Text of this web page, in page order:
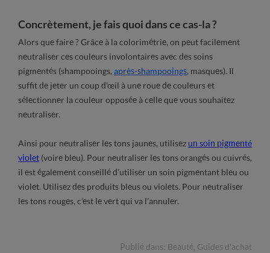
Concrètement, je fais quoi dans ce cas-la ?
Alors que faire ? Grâce à la colorimétrie, on peut facilement
neutraliser ces couleurs involontaires avec des soins
pigmentés (shampooings, après-shampooings, masques). Il
suffit de jeter un coup d'œil à une roue de couleurs et
sélectionner la couleur opposée à celle que vous souhaitez
neutraliser.
Ainsi pour neutraliser les tons jaunes, utilisez un soin pigmenté
violet (voire bleu). Pour neutraliser les tons orangés ou cuivrés,
il est également conseillé d’utiliser un soin pigmentant bleu ou
violet. Utilisez des produits bleus ou violets. Pour neutraliser
les tons rouges, c’est le vert qui va l’annuler.
Publié dans: Beauté Guides d'achat